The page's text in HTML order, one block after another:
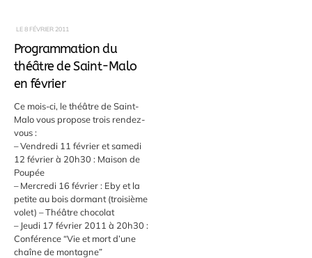
LE8 FÉVRIER 2011
Programmation du
théâtre de Saint-Malo
en février
Ce mois-ci, le théâtre de Saint-
Malo vous propose trois rendez-
vous :
– Vendredi 11 février et samedi
12 février à 20h30 : Maison de
Poupée
– Mercredi 16 février : Eby et la
petite au bois dormant (troisième
volet) – Théâtre chocolat
– Jeudi 17 février 2011 à 20h30 :
Conférence “Vie et mort d’une
chaîne de montagne”